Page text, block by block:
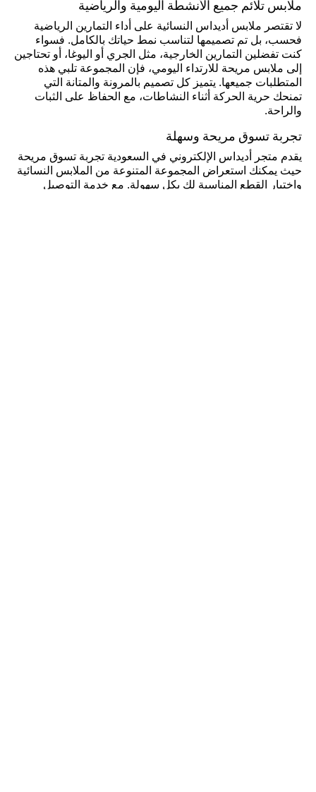
ملابس تلائم جميع الأنشطة اليومية والرياضية
لا تقتصر ملابس أديداس النسائية على أداء التمارين الرياضية
فحسب، بل تم تصميمها لتناسب نمط حياتك بالكامل. فسواء
كنت تفضلين التمارين الخارجية، مثل الجري أو اليوغا، أو تحتاجين
إلى ملابس مريحة للارتداء اليومي، فإن المجموعة تلبي هذه
المتطلبات جميعها. يتميز كل تصميم بالمرونة والمتانة التي
تمنحك حرية الحركة أثناء النشاطات، مع الحفاظ على الثبات
والراحة.
تجربة تسوق مريحة وسهلة
يقدم متجر أديداس الإلكتروني في السعودية تجربة تسوق مريحة
حيث يمكنك استعراض المجموعة المتنوعة من الملابس النسائية
واختيار القطع المناسبة لك بكل سهولة. مع خدمة التوصيل